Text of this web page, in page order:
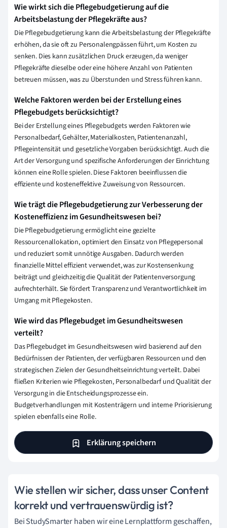
Wie wirkt sich die Pflegebudgetierung auf die
Arbeitsbelastung der Pflegekräfte aus?
Die Pflegebudgetierung kann die Arbeitsbelastung der Pflegekräfte
erhöhen, da sie oft zu Personalengpässen führt, um Kosten zu
senken. Dies kann zusätzlichen Druck erzeugen, da weniger
Pflegekräfte dieselbe oder eine höhere Anzahl von Patienten
betreuen müssen, was zu Überstunden und Stress führen kann.
Welche Faktoren werden bei der Erstellung eines
Pflegebudgets berücksichtigt?
Bei der Erstellung eines Pflegebudgets werden Faktoren wie
Personalbedarf, Gehälter, Materialkosten, Patientenanzahl,
Pflegeintensität und gesetzliche Vorgaben berücksichtigt. Auch die
Art der Versorgung und spezifische Anforderungen der Einrichtung
können eine Rolle spielen. Diese Faktoren beeinflussen die
effiziente und kosteneffektive Zuweisung von Ressourcen.
Wie trägt die Pflegebudgetierung zur Verbesserung der
Kosteneffizienz im Gesundheitswesen bei?
Die Pflegebudgetierung ermöglicht eine gezielte
Ressourcenallokation, optimiert den Einsatz von Pflegepersonal
und reduziert somit unnötige Ausgaben. Dadurch werden
finanzielle Mittel effizient verwendet, was zur Kostensenkung
beiträgt und gleichzeitig die Qualität der Patientenversorgung
aufrechterhält. Sie fördert Transparenz und Verantwortlichkeit im
Umgang mit Pflegekosten.
Wie wird das Pflegebudget im Gesundheitswesen
verteilt?
Das Pflegebudget im Gesundheitswesen wird basierend auf den
Bedürfnissen der Patienten, der verfügbaren Ressourcen und den
strategischen Zielen der Gesundheitseinrichtung verteilt. Dabei
fließen Kriterien wie Pflegekosten, Personalbedarf und Qualität der
Versorgung in die Entscheidungsprozesse ein.
Budgetverhandlungen mit Kostenträgern und interne Priorisierung
spielen ebenfalls eine Rolle.
Erklärung speichern
Wie stellen wir sicher, dass unser Content
korrekt und vertrauenswürdig ist?
Bei StudySmarter haben wir eine Lernplattform geschaffen,